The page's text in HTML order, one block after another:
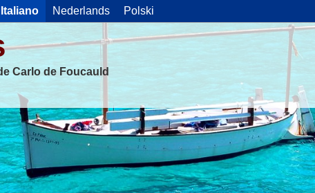
Italiano Nederlands Polski
Carlo de Foucauld